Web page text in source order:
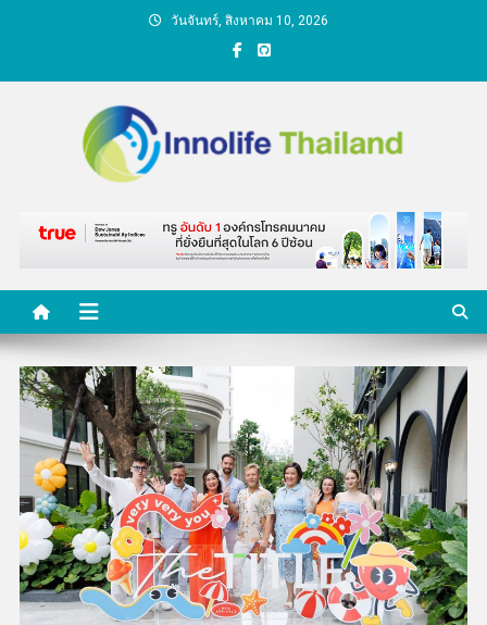
วันจันทร์, สิงหาคม 10, 2026
คนกับความคิด ชีวิตกับ
นวัตกรรม